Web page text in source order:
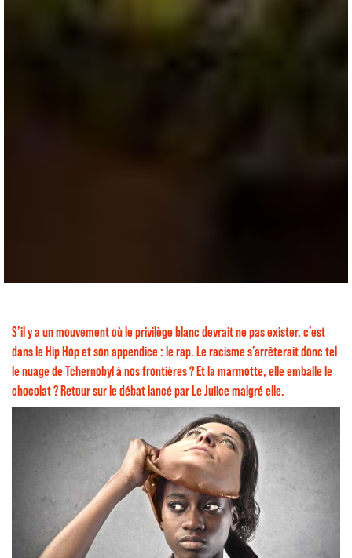
S’il y a un mouvement où le privilège blanc devrait ne pas exister, c’est
dans le Hip Hop et son appendice : le rap. Le racisme s’arrêterait donc tel
le nuage de Tchernobyl à nos frontières ? Et la marmotte, elle emballe le
chocolat ? Retour sur le débat lancé par Le Juiice malgré elle.